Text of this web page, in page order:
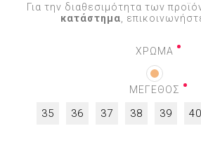
Για την διαθεσιμότητα των
κατάστημα ,
ΧΡΩΜΑ
ΜΕΓΕΘΟΣ
35 36 37 38 39 40